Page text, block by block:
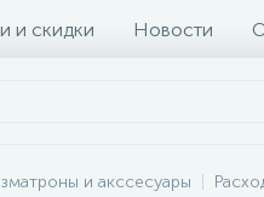
и скидки Новости
и акссесуары